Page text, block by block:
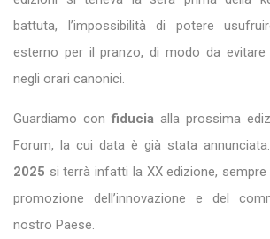
battuta, l’impossibilità di potere
esterno per il pranzo, di modo da
negli orari canonici.
Guardiamo confiducia alla prossima
Forum, la cui data è già stata annunciata:
2025 si terrà infatti la XX edizione,
promozione dell’innovazione e del
nostro Paese.